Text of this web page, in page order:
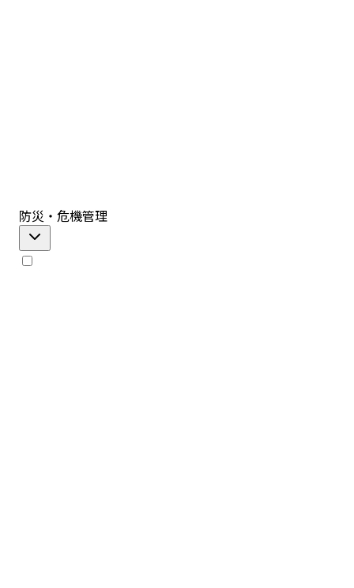
防災・危機管理